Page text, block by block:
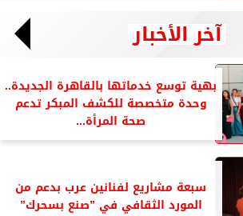
آخر الأخبار
بهية توسع خدماتها بالقاهرة الجديدة..
وحدة متخصصة للكشف المبكر تدعم
صحة المرأة...
سبعة مشاريع لفنانين عرب بدعم من
المورد الثقافي في ”صنع بسحرك”